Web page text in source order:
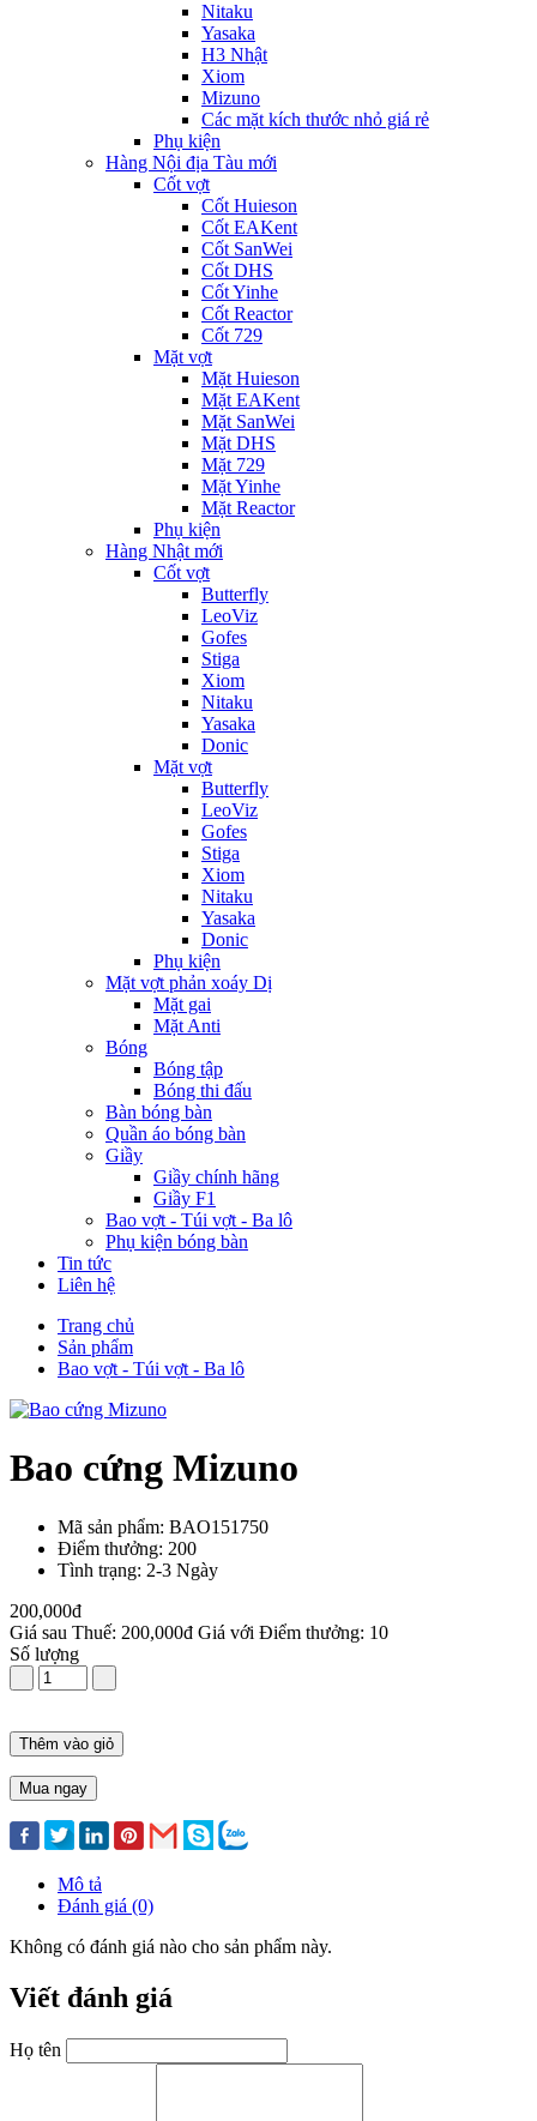
Nitaku
Yasaka
H3 Nhật
Xiom
Mizuno
Các mặt kích thước nhỏ giá rẻ
Phụ kiện
Hàng Nội địa Tàu mới
Cốt vợt
Cốt Huieson
Cốt EAKent
Cốt SanWei
Cốt DHS
Cốt Yinhe
Cốt Reactor
Cốt 729
Mặt vợt
Mặt Huieson
Mặt EAKent
Mặt SanWei
Mặt DHS
Mặt 729
Mặt Yinhe
Mặt Reactor
Phụ kiện
Hàng Nhật mới
Cốt vợt
Butterfly
LeoViz
Gofes
Stiga
Xiom
Nitaku
Yasaka
Donic
Mặt vợt
Butterfly
LeoViz
Gofes
Stiga
Xiom
Nitaku
Yasaka
Donic
Phụ kiện
Mặt vợt phản xoáy Dị
Mặt gai
Mặt Anti
Bóng
Bóng tập
Bóng thi đấu
Bàn bóng bàn
Quần áo bóng bàn
Giầy
Giầy chính hãng
Giầy F1
Bao vợt - Túi vợt - Ba lô
Phụ kiện bóng bàn
Tin tức
Liên hệ
Trang chủ
Sản phẩm
Bao vợt - Túi vợt - Ba lô
Bao cứng Mizuno
Mã sản phẩm: BAO151750
Điểm thưởng: 200
Tình trạng: 2-3 Ngày
200,000đ
Giá sau Thuế: 200,000đ Giá với Điểm thưởng: 10
Số lượng
Thêm vào giỏ
Mua ngay
Mô tả
Đánh giá (0)
Không có đánh giá nào cho sản phẩm này.
Viết đánh giá
Họ tên